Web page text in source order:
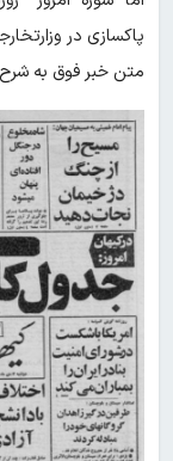
پاکسازی در
متن خبر فوق به شرح